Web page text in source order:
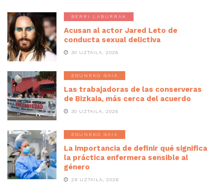
BERRI LABURRAK
Acusan al actor Jared Leto de
conducta sexual delictiva
30 UZTAILA, 2026
EGUNEKO GAIA
Las trabajadoras de las conserveras
de Bizkaia, más cerca del acuerdo
30 UZTAILA, 2026
EGUNEKO GAIA
La importancia de definir qué significa
la práctica enfermera sensible al
género
29 UZTAILA, 2026